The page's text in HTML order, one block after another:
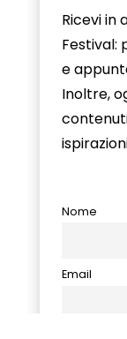
Ricevi in
Festival:
e
Inoltre,
Nome
Email